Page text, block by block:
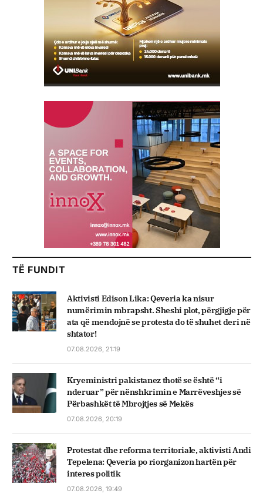
TË FUNDIT
Aktivisti Edison Lika: Qeveria ka nisur
numërimin mbrapsht. Sheshi plot, përgjigje për
ata që mendojnë se protesta do të shuhet deri në
shtator!
07.08.2026, 21:19
Kryeministri pakistanez thotë se është “i
nderuar” për nënshkrimin e Marrëveshjes së
Përbashkët të Mbrojtjes së Mekës
07.08.2026, 20:19
Protestat dhe reforma territoriale, aktivisti Andi
Tepelena: Qeveria po riorganizon hartën për
interes politik
07.08.2026, 19:49